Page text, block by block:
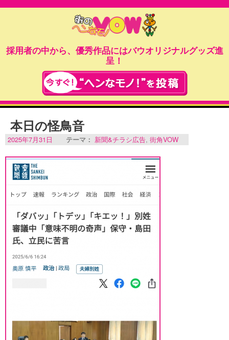
採用者の中から、優秀作品にはバウオリジナルグッズ進
呈！
本日の怪鳥音
2025年7月31日 テーマ： 新聞&チラシ広告, 街角VOW